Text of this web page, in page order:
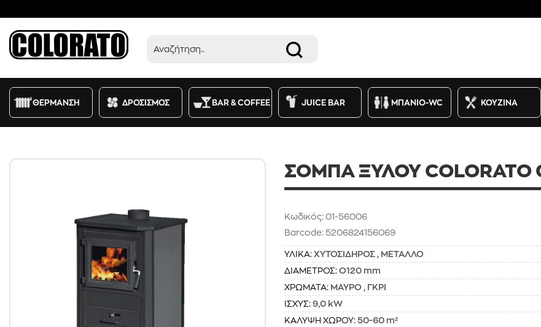
Προϊόντα
ΘΕΡΜΑΝΣΗ ΔΡΟΣΙΣΜΟΣ BAR & COFFEE JUICE BAR ΜΠΑΝΙΟ-WC ΚΟΥΖΙΝΑ
ΣΟΜΠΑ ΞΥΛΟΥ COLORATO
Κωδικός: 01-56006
Barcode: 5206824156069
ΥΛΙΚΑ: ΧΥΤΟΣΙΔΗΡΟΣ , ΜΕΤΑΛΛΟ
ΔΙΑΜΕΤΡΟΣ: O120 mm
ΧΡΩΜΑΤΑ: ΜΑΥΡΟ , ΓΚΡΙ
ΙΣΧΥΣ: 9,0 kW
ΚΑΛΥΨΗ ΧΩΡΟΥ: 50-60 m²